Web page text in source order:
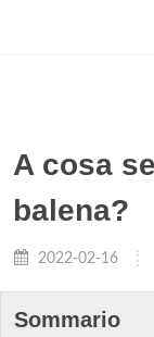
A cosa
balena?
2022-02-16
Sommario